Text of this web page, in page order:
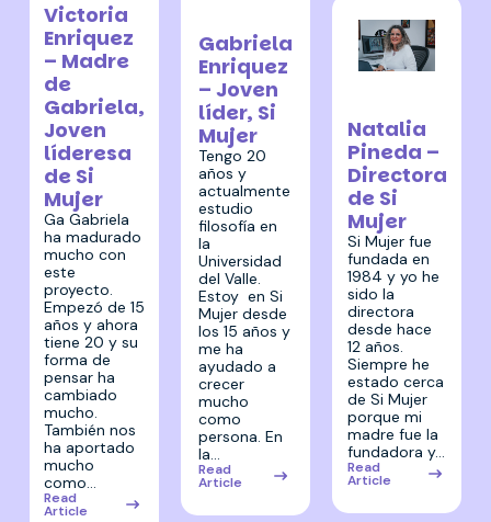
Victoria
Enriquez
– Madre
de
Gabriela,
Joven
líderesa
de Si
Mujer
Ga Gabriela
ha madurado
mucho con
este
proyecto.
Empezó de 15
años y ahora
tiene 20 y su
forma de
pensar ha
cambiado
mucho.
También nos
ha aportado
mucho
como…
Read
Article
Gabriela
Enriquez
– Joven
líder, Si
Mujer
Tengo 20
años y
actualmente
estudio
filosofía en
la
Universidad
del Valle.
Estoy en Si
Mujer desde
los 15 años y
me ha
ayudado a
crecer
mucho
como
persona. En
la…
Read
Article
Natalia
Pineda –
Directora
de Si
Mujer
Si Mujer fue
fundada en
1984 y yo he
sido la
directora
desde hace
12 años.
Siempre he
estado cerca
de Si Mujer
porque mi
madre fue la
fundadora y…
Read
Article